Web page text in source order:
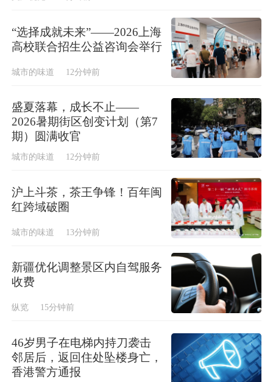
“选择成就未来”——2026上海
高校联合招生公益咨询会举行
城市的味道 12分钟前
盛夏落幕，成长不止——
2026暑期街区创变计划（第7
期）圆满收官
城市的味道 12分钟前
沪上斗茶，茶王争锋！百年闽
红跨域破圈
城市的味道 13分钟前
新疆优化调整景区内自驾服务
收费
纵览 15分钟前
46岁男子在电梯内持刀袭击
邻居后，返回住处坠楼身亡，
香港警方通报